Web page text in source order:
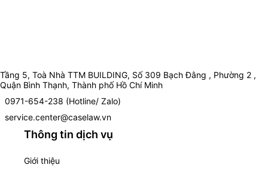
Tầng 5, Toà Nhà TTM BUILDING, Số 309 Bạch Đằng , Phường 2 ,
Quận Bình Thạnh, Thành phố Hồ Chí Minh
0971-654-238 (Hotline/ Zalo)
service.center@caselaw.vn
Thông tin dịch vụ
Giới thiệu